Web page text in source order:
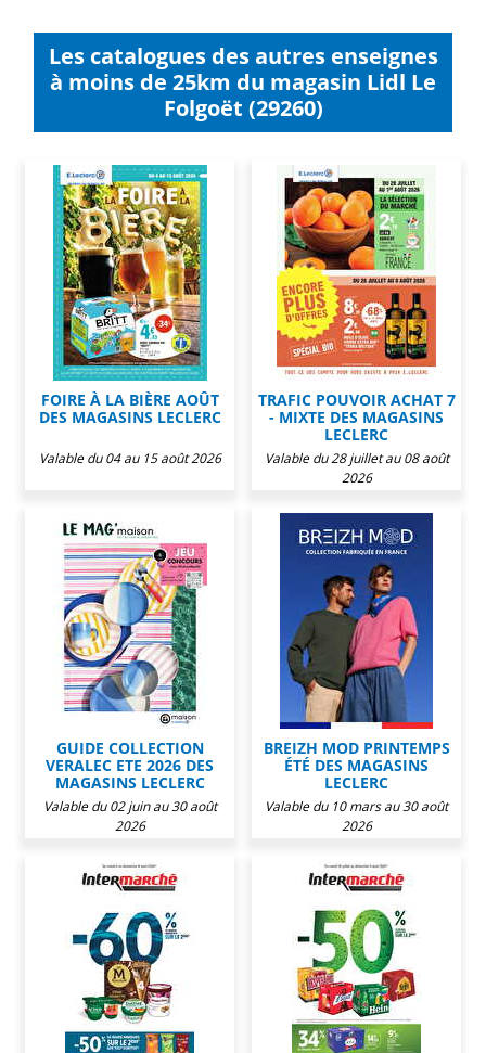
Les catalogues des autres enseignes
à moins de 25km du magasin Lidl Le
Folgoët (29260)
FOIRE À LA BIÈRE AOÛT
DES MAGASINS LECLERC
Valable du 04 au 15 août 2026
TRAFIC POUVOIR ACHAT 7
- MIXTE DES MAGASINS
LECLERC
Valable du 28 juillet au 08 août
2026
GUIDE COLLECTION
VERALEC ETE 2026 DES
MAGASINS LECLERC
Valable du 02 juin au 30 août
2026
BREIZH MOD PRINTEMPS
ÉTÉ DES MAGASINS
LECLERC
Valable du 10 mars au 30 août
2026